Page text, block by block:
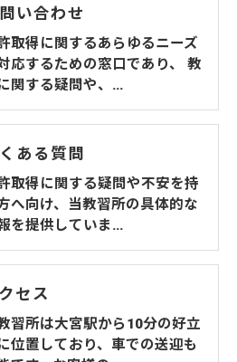
い合わせ
取得に関するあらゆるニーズ
応するための窓口であり、 教
関する疑問や、…
ある質問
取得に関する疑問や不安を持
へ向け、当教習所の具体的な
を提供していま…
セス
習所は大宮駅から10分の好立
位置しており、車での送迎も